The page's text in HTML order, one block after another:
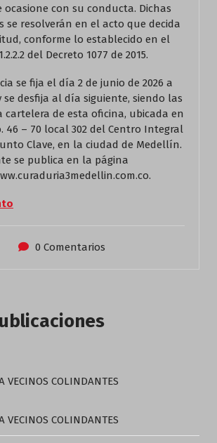
ocasione con su conducta. Dichas
se resolverán en el acto que decida
conforme lo establecido en el
del Decreto 1077 de 2015.
se fija el día 2 de junio de 2026 a
se desfija al día siguiente, siendo las
cartelera de esta oficina, ubicada en
46 – 70 local 302 del Centro Integral
Clave, en la ciudad de Medellín.
se publica en la página
0 Comentarios
VECINOS COLINDANTES
VECINOS COLINDANTES